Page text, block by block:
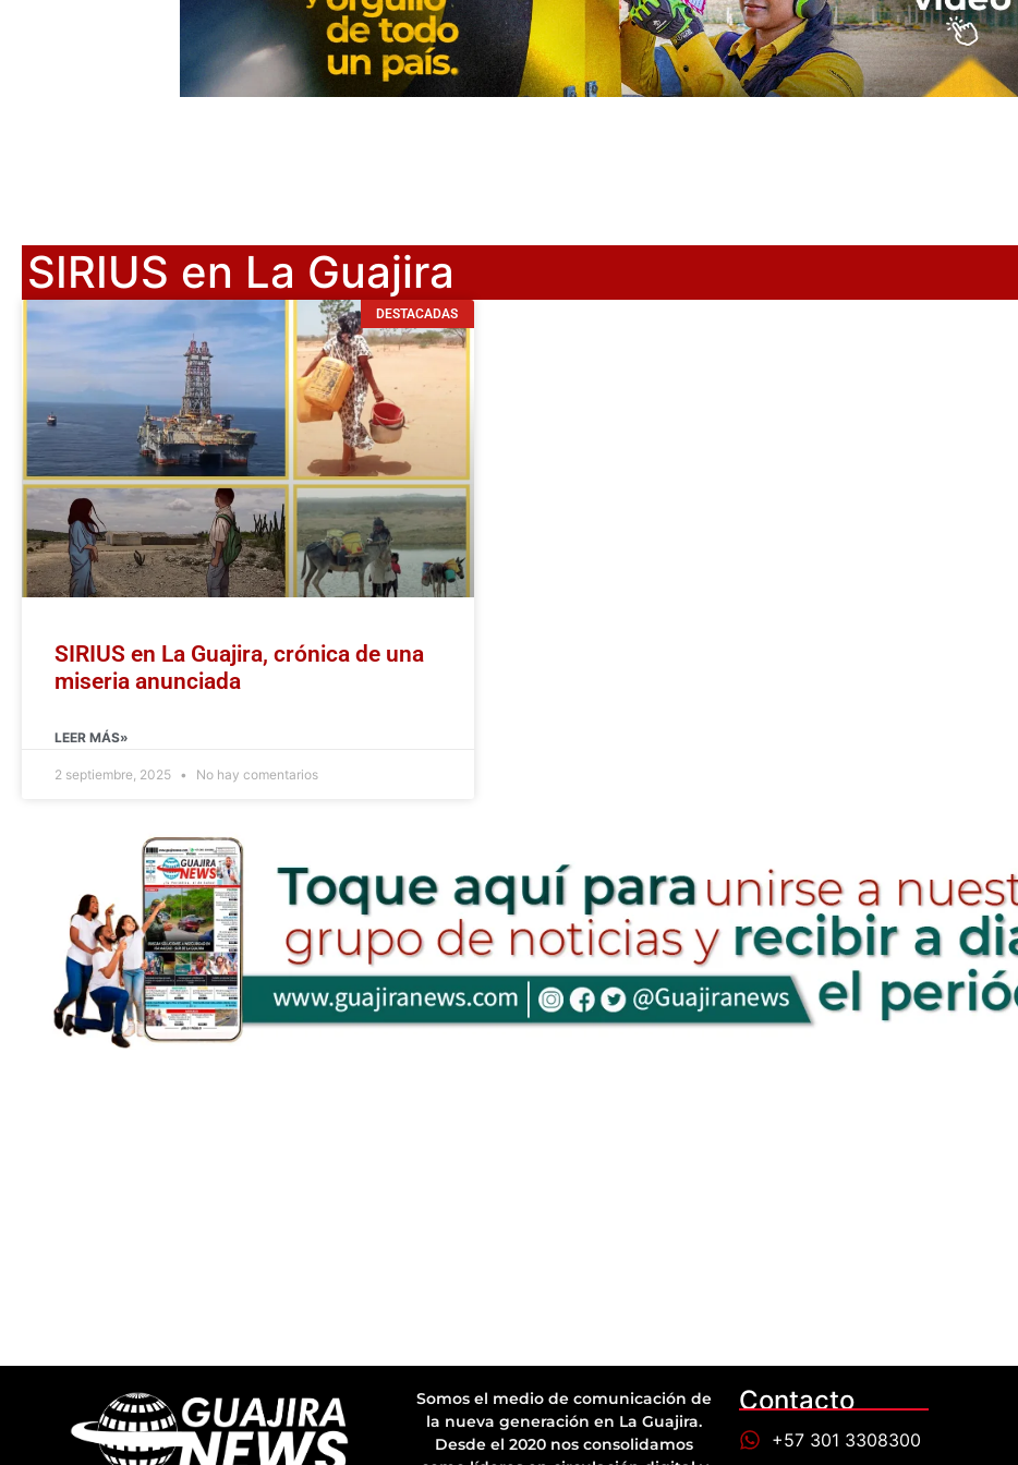
SIRIUS en La Guajira
DESTACADAS
SIRIUS en La Guajira, crónica de una
miseria anunciada
LEER MÁS»
2 septiembre, 2025 No hay comentarios
Somos el medio de comunicación de
la nueva generación en La Guajira.
Desde el 2020 nos consolidamos
Contacto
+57 301 3308300